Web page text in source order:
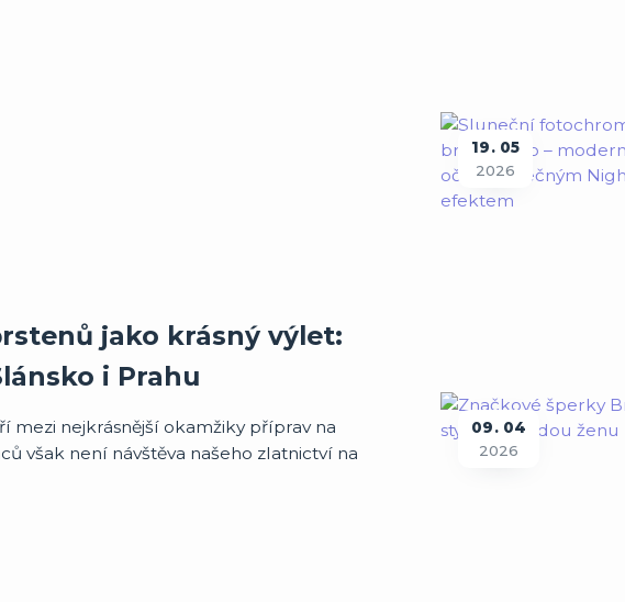
jako krásný výlet:
i Prahu
mezi nejkrásnější okamžiky příprav na
však není návštěva našeho zlatnictví na
19
05
2026
09
04
2026